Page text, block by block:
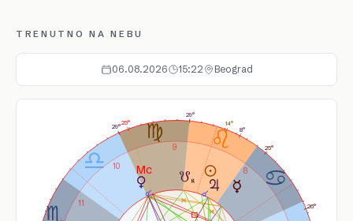
TRENUTNO NA NEBU
06.08.2026 15:22 Beograd
8
9
10
11
14°
25°
29°
26°
8°
25°
29°